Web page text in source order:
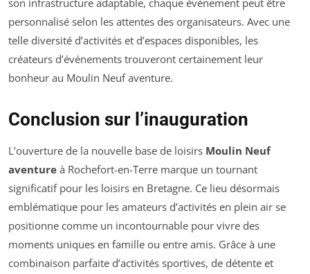
son infrastructure adaptable, chaque événement peut être
personnalisé selon les attentes des organisateurs. Avec une
telle diversité d’activités et d’espaces disponibles, les
créateurs d’événements trouveront certainement leur
bonheur au Moulin Neuf aventure.
Conclusion sur l’inauguration
L’ouverture de la nouvelle base de loisirs Moulin Neuf
aventure à Rochefort-en-Terre marque un tournant
significatif pour les loisirs en Bretagne. Ce lieu désormais
emblématique pour les amateurs d’activités en plein air se
positionne comme un incontournable pour vivre des
moments uniques en famille ou entre amis. Grâce à une
combinaison parfaite d’activités sportives, de détente et